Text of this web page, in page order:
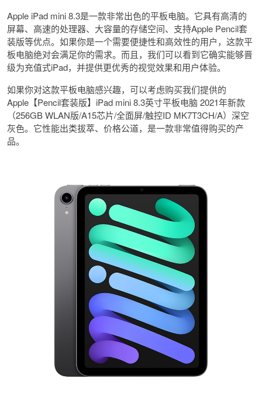
Apple iPad mini 8.3是一款非常出色的平板电脑。它具有高清的
屏幕、高速的处理器、大容量的存储空间、支持Apple Pencil套
装版等优点。如果你是一个需要便捷性和高效性的用户，这款平
板电脑绝对会满足你的需求。而且，我们可以看到它确实能够晋
级为充值式iPad，并提供更优秀的视觉效果和用户体验。
如果你对这款平板电脑感兴趣，可以考虑购买我们提供的
Apple【Pencil套装版】iPad mini 8.3英寸平板电脑 2021年新款
（256GB WLAN版/A15芯片/全面屏/触控ID MK7T3CH/A）深空
灰色。它性能出类拔萃、价格公道，是一款非常值得购买的产
品。